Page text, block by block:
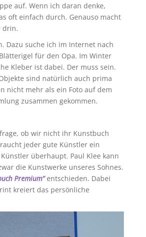
auf. Wenn ich daran denke,
oft einfach durch. Genauso macht
drin.
Dazu suche ich im Internet nach
für den Opa. Im Winter
Kleber ist dabei. Der muss sein.
sind natürlich auch prima
nicht mehr als ein Foto auf dem
zusammen gekommen.
ob wir nicht ihr Kunstbuch
jeder gute Künstler ein
überhaupt. Paul Klee kann
die Kunstwerke unseres Sohnes.
Premium“entschieden. Dabei
kreiert das persönliche